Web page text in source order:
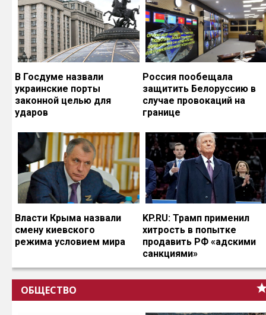
В Госдуме назвали
украинские порты
законной целью для
ударов
Россия пообещала
защитить Белоруссию в
случае провокаций на
границе
Власти Крыма назвали
смену киевского
режима условием мира
KP.RU: Трамп применил
хитрость в попытке
продавить РФ «адскими
санкциями»
ОБЩЕСТВО